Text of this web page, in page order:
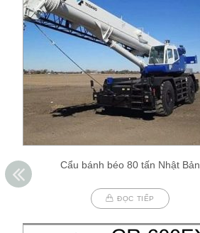
Cẩu bánh béo 80 tấn Nhật Bản
ĐỌC TIẾP